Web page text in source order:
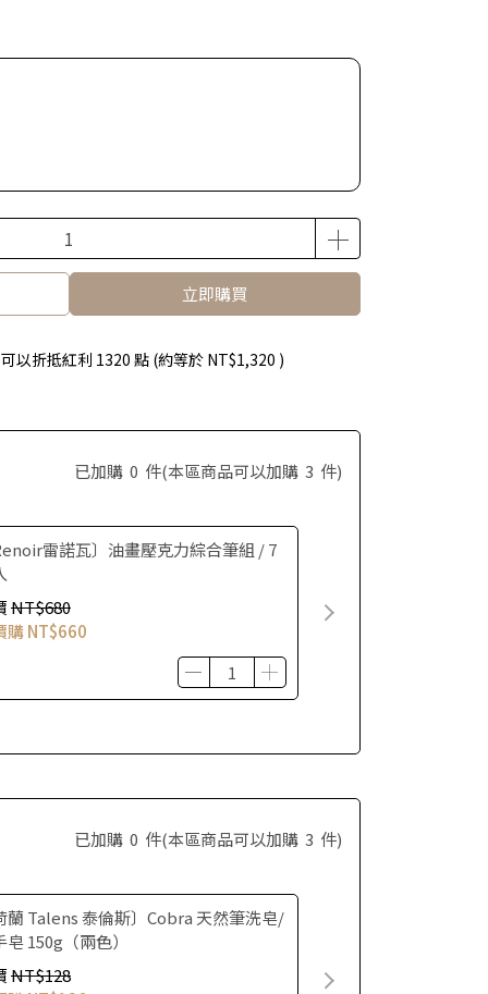
立即購買
以折抵紅利 1320 點 (約等於 NT$1,320 )
已加購 0 件(本區商品可以加購 3 件)
雷諾瓦〕油畫壓克力綜合筆組 / 7
NT$680
購NT$660
已加購 0 件(本區商品可以加購 3 件)
蘭 Talens 泰倫斯〕Cobra 天然筆洗皂/
皂 150g（兩色）
NT$128